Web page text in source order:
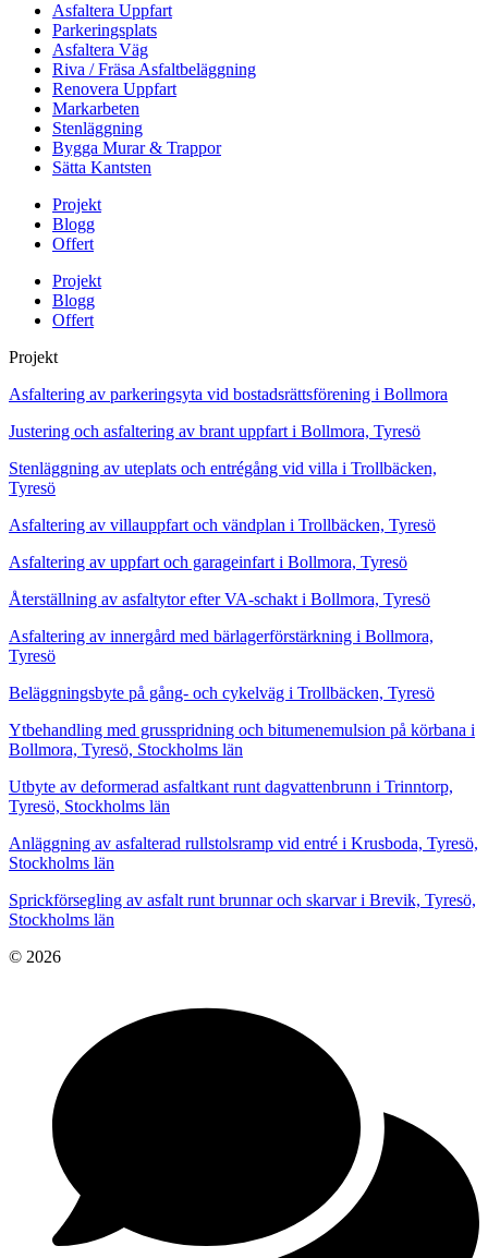
Asfaltera Uppfart
Parkeringsplats
Asfaltera Väg
Riva / Fräsa Asfaltbeläggning
Renovera Uppfart
Markarbeten
Stenläggning
Bygga Murar & Trappor
Sätta Kantsten
Projekt
Blogg
Offert
Projekt
Blogg
Offert
Projekt
Asfaltering av parkeringsyta vid bostadsrättsförening i Bollmora
Justering och asfaltering av brant uppfart i Bollmora, Tyresö
Stenläggning av uteplats och entrégång vid villa i Trollbäcken,
Tyresö
Asfaltering av villauppfart och vändplan i Trollbäcken, Tyresö
Asfaltering av uppfart och garageinfart i Bollmora, Tyresö
Återställning av asfaltytor efter VA-schakt i Bollmora, Tyresö
Asfaltering av innergård med bärlagerförstärkning i Bollmora,
Tyresö
Beläggningsbyte på gång- och cykelväg i Trollbäcken, Tyresö
Ytbehandling med grusspridning och bitumenemulsion på körbana i
Bollmora, Tyresö, Stockholms län
Utbyte av deformerad asfaltkant runt dagvattenbrunn i Trinntorp,
Tyresö, Stockholms län
Anläggning av asfalterad rullstolsramp vid entré i Krusboda, Tyresö,
Stockholms län
Sprickförsegling av asfalt runt brunnar och skarvar i Brevik, Tyresö,
Stockholms län
© 2026